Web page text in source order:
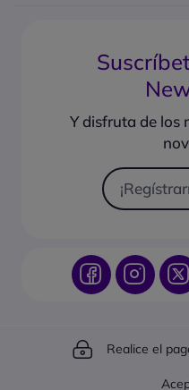
Preguntas frecuentes
Sugiéranos productos
Solicitud de presupuesto
¿Cuál es la política de
¿Qué formas de pago puedo
¿Cómo hacer seguimiento de
Y disfruta de los
Realice el